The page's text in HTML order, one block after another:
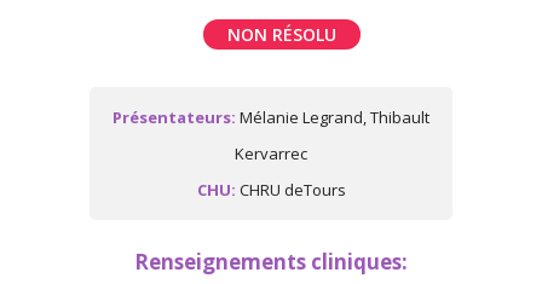
NON RÉSOLU
Présentateurs: Mélanie Legrand, Thibault
Kervarrec
CHU: CHRU deTours
Renseignements cliniques: